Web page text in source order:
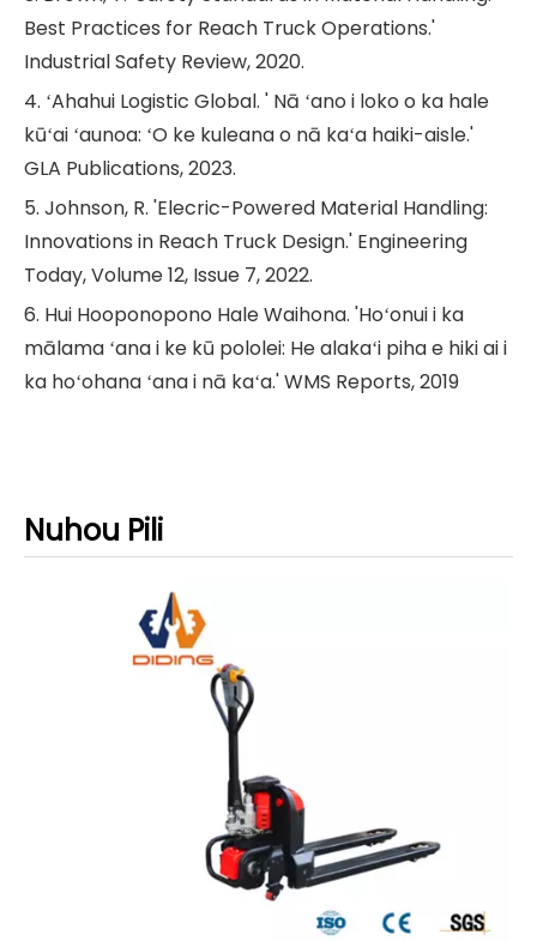
Best Practices for Reach Truck Operations.'
Industrial Safety Review, 2020.
4. ʻAhahui Logistic Global. ' Nā ʻano i loko o ka hale
kūʻai ʻaunoa: ʻO ke kuleana o nā kaʻa haiki-aisle.'
GLA Publications, 2023.
5. Johnson, R. 'Elecric-Powered Material Handling:
Innovations in Reach Truck Design.' Engineering
Today, Volume 12, Issue 7, 2022.
6. Hui Hooponopono Hale Waihona. 'Hoʻonui i ka
mālama ʻana i ke kū pololei: He alakaʻi piha e hiki ai i
ka hoʻohana ʻana i nā kaʻa.' WMS Reports, 2019
Nuhou Pili